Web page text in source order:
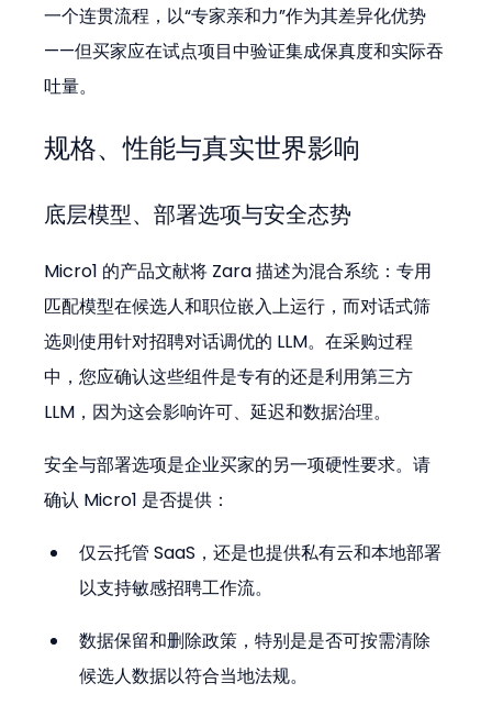
一个连贯流程，以“专家亲和力”作为其差异化优势
——但买家应在试点项目中验证集成保真度和实际吞
吐量。
规格、性能与真实世界影响
底层模型、部署选项与安全态势
Micro1 的产品文献将 Zara 描述为混合系统：专用
匹配模型在候选人和职位嵌入上运行，而对话式筛
选则使用针对招聘对话调优的 LLM。在采购过程
中，您应确认这些组件是专有的还是利用第三方
LLM，因为这会影响许可、延迟和数据治理。
安全与部署选项是企业买家的另一项硬性要求。请
确认 Micro1 是否提供：
仅云托管 SaaS，还是也提供私有云和本地部署
以支持敏感招聘工作流。
数据保留和删除政策，特别是是否可按需清除
候选人数据以符合当地法规。